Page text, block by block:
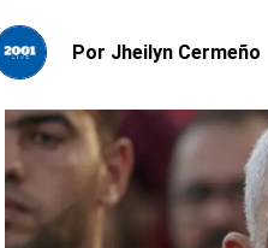
Por Jheilyn Cermeño